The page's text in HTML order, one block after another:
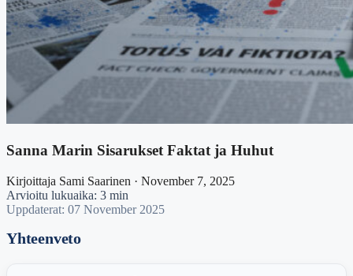
Sanna Marin Sisarukset Faktat ja Huhut
Kirjoittaja Sami Saarinen · November 7, 2025
Arvioitu lukuaika: 3 min
Uppdaterat: 07 November 2025
Yhteenveto